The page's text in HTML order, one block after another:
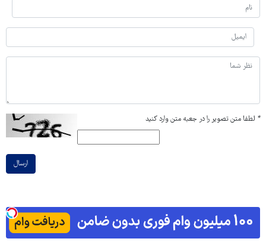
* لطفا متن تصویر را در جعبه متن وارد کنید
ارسال